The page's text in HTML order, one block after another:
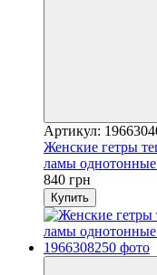
Артикул:
Женские гетры
ламы однотонные
840 грн
Купить